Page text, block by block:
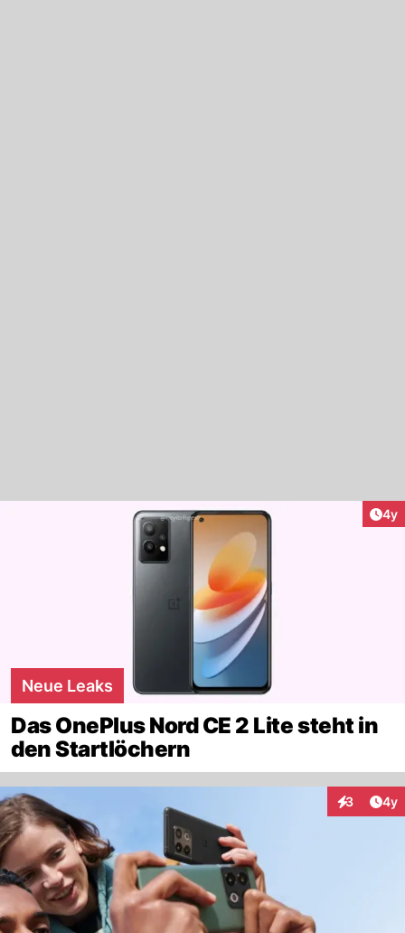
4y
Neue Leaks
Das OnePlus Nord CE 2 Lite steht in
den Startlöchern
3 4y